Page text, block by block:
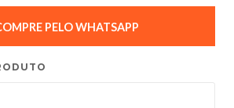
PELO WHATSAPP